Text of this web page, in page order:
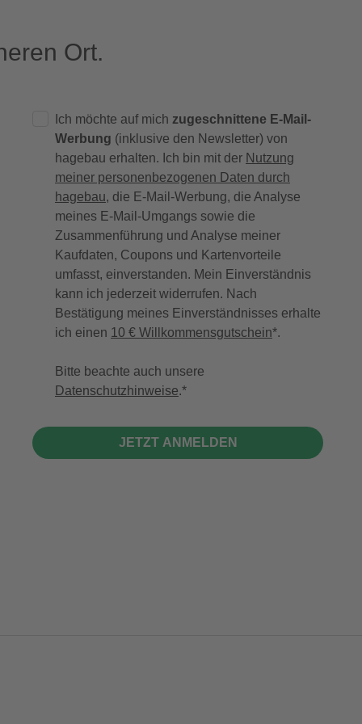
Ort.
Ich möchte auf mich zugeschnittene E-Mail-
Werbung (inklusive den Newsletter) von
hagebau erhalten. Ich bin mit der Nutzung
meiner personenbezogenen Daten durch
hagebau, die E-Mail-Werbung, die Analyse
meines E-Mail-Umgangs sowie die
Zusammenführung und Analyse meiner
Kaufdaten, Coupons und Kartenvorteile
umfasst, einverstanden. Mein Einverständnis
kann ich jederzeit widerrufen. Nach
Bestätigung meines Einverständnisses erhalte
ich einen 10 € Willkommensgutschein*.
Bitte beachte auch unsere
Datenschutzhinweise.
JETZT ANMELDEN